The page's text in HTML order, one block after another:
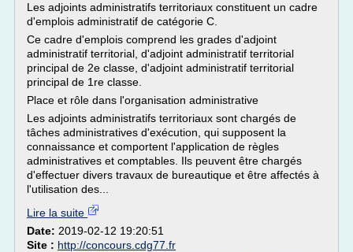
Les adjoints administratifs territoriaux constituent un cadre
d'emplois administratif de catégorie C.
Ce cadre d'emplois comprend les grades d'adjoint
administratif territorial, d'adjoint administratif territorial
principal de 2e classe, d'adjoint administratif territorial
principal de 1re classe.
Place et rôle dans l'organisation administrative
Les adjoints administratifs territoriaux sont chargés de
tâches administratives d'exécution, qui supposent la
connaissance et comportent l'application de règles
administratives et comptables. Ils peuvent être chargés
d'effectuer divers travaux de bureautique et être affectés à
l'utilisation des...
Lire la suite
Date: 2019-02-12 19:20:51
Site : http://concours.cdg77.fr